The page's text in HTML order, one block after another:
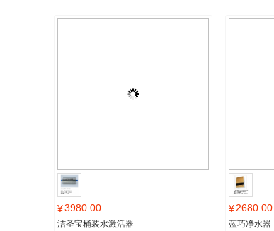
¥3980.00
洁圣宝桶装水激活器
¥2680.00
蓝巧净水器